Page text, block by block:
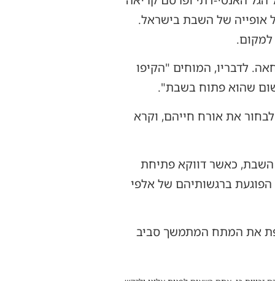
אופייה של השבת בישראל.
למקום.
לדבריו, המוחים "הקיפו
שהוא פתוח בשבת".
את אורח חייהם, וקרא
השבת, כאשר דווקא פתיחת
ברגשותיהם של אלפי
את המתח המתמשך סביב